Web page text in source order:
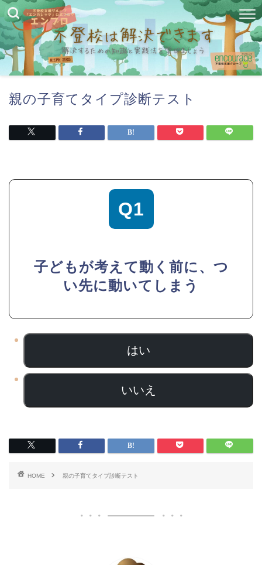
親の子育てタイプ診断テスト
Q1
子どもが考えて動く前に、つ
い先に動いてしまう
はい
いいえ
HOME 親の子育てタイプ診断テスト